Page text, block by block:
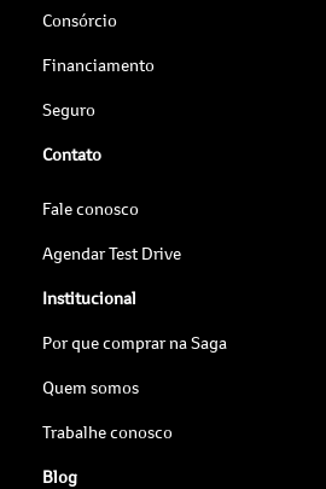
Consórcio
Financiamento
Seguro
Contato
Fale conosco
Agendar Test Drive
Institucional
Por que comprar na Saga
Quem somos
Trabalhe conosco
Blog